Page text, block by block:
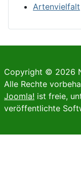
Artenvielfalt
Copyright © 2026
Alle Rechte
Joomla! ist freie,
veröffentlichte